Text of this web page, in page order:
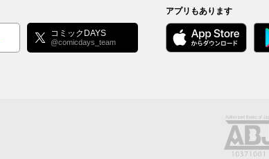
コミックDAYS
@comicdays_team
アプリもあります